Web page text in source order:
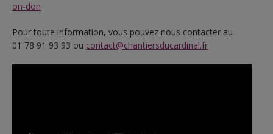
on-don
Pour toute information, vous pouvez nous contacter au
01 78 91 93 93 ou contact@chantiersducardinal.fr